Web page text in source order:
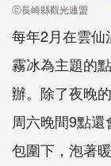
ⓒ長崎縣觀光連盟
每年2月在雲仙
霧冰為主題的
辦。除了夜晚
周六晚間9點
包圍下，泡著